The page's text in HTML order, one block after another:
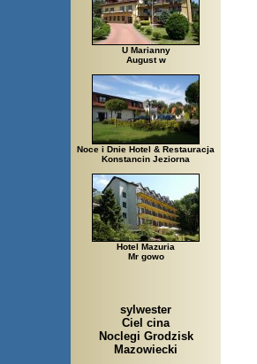
U Marianny
August w
Noce i Dnie Hotel & Restauracja
Konstancin Jeziorna
Hotel Mazuria
Mr gowo
sylwester
Ciel cina
Noclegi Grodzisk
Mazowiecki